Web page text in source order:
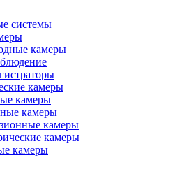
системы
камеры
камеры
камеры
камеры
камеры
камеры
камеры